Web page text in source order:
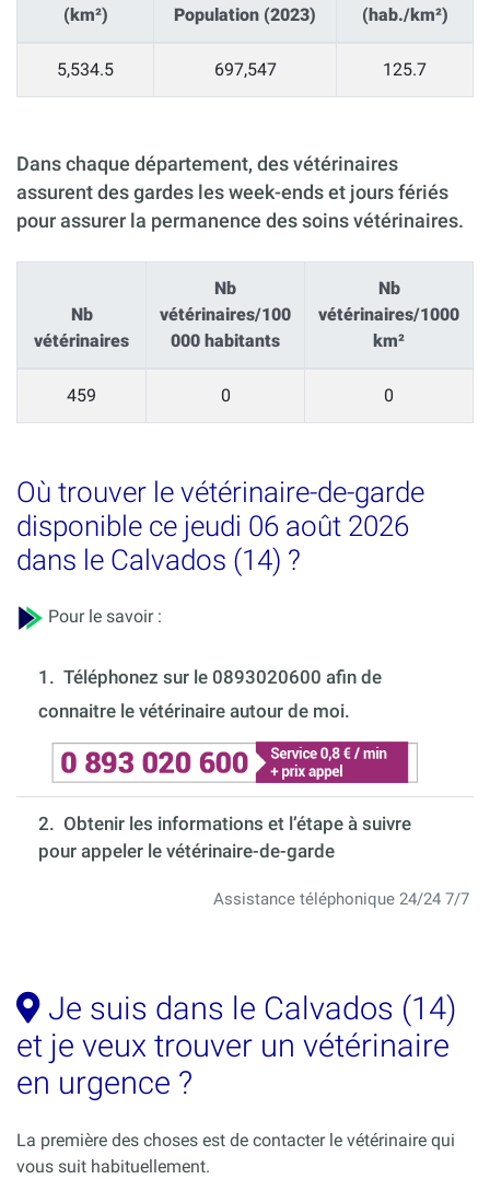
(km²)
Population (2023)
(hab./km²)
5,534.5 697,547 125.7
Dans chaque département, des vétérinaires
assurent des gardes les week-ends et jours fériés
pour assurer la permanence des soins vétérinaires.
Nb
vétérinaires
Nb
vétérinaires/100
000 habitants
Nb
vétérinaires/1000
km²
459 0 0
Où trouver le vétérinaire-de-garde
disponible ce jeudi 06 août 2026
dans le Calvados (14) ?
Pour le savoir :
1. Téléphonez sur le 0893020600 afin de
connaitre le vétérinaire autour de moi.
2. Obtenir les informations et l’étape à suivre
pour appeler le vétérinaire-de-garde
Assistance téléphonique 24/24 7/7
Je suis dans le Calvados (14)
et je veux trouver un vétérinaire
en urgence ?
La première des choses est de contacter le vétérinaire qui
vous suit habituellement.